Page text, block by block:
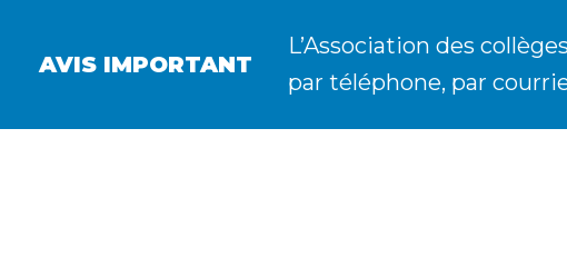
AVIS IMPORTANT
L’Association des
par téléphone, par